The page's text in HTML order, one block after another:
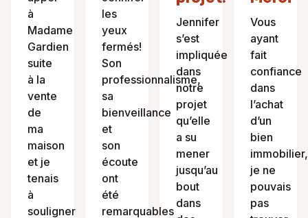
à
Madame
Gardien
suite
à la
vente
de
ma
maison
et je
tenais
à
souligner
les
yeux
fermés!
Son
professionnalisme,
sa
bienveillance
et
son
écoute
ont
été
remarquables
Jennifer
s’est
impliquée
dans
notre
projet
qu’elle
a su
mener
jusqu’au
bout
dans
Vous
ayant
fait
confiance
dans
l’achat
d’un
bien
immobilier,
je ne
pouvais
pas